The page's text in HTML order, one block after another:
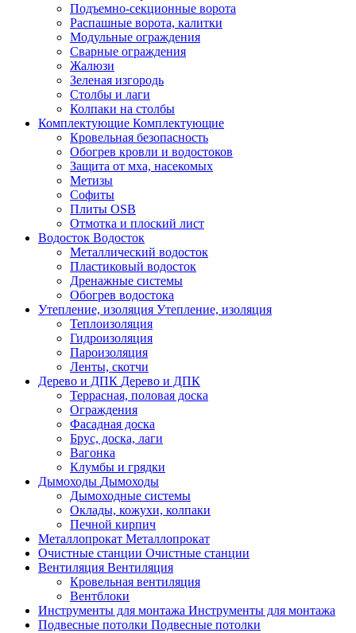
Подъемно-секционные ворота
Распашные ворота, калитки
Модульные ограждения
Сварные ограждения
Жалюзи
Зеленая изгородь
Столбы и лаги
Колпаки на столбы
Комплектующие Комплектующие
Кровельная безопасность
Обогрев кровли и водостоков
Защита от мха, насекомых
Метизы
Софиты
Плиты OSB
Отмотка и плоский лист
Водосток Водосток
Металлический водосток
Пластиковый водосток
Дренажные системы
Обогрев водостока
Утепление, изоляция Утепление, изоляция
Теплоизоляция
Гидроизоляция
Пароизоляция
Ленты, скотчи
Дерево и ДПК Дерево и ДПК
Террасная, половая доска
Ограждения
Фасадная доска
Брус, доска, лаги
Вагонка
Клумбы и грядки
Дымоходы Дымоходы
Дымоходные системы
Оклады, кожухи, колпаки
Печной кирпич
Металлопрокат Металлопрокат
Очистные станции Очистные станции
Вентиляция Вентиляция
Кровельная вентиляция
Вентблоки
Инструменты для монтажа Инструменты для монтажа
Подвесные потолки Подвесные потолки